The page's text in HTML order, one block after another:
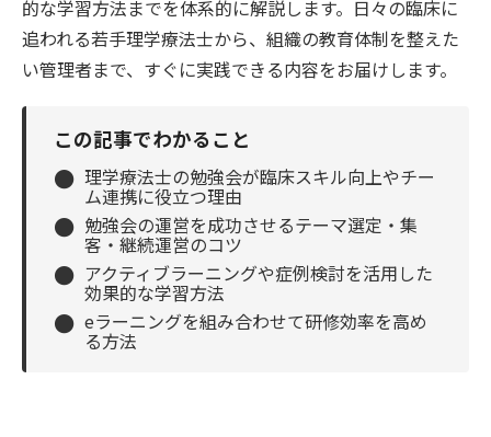
的な学習方法までを体系的に解説します。日々の臨床に
追われる若手理学療法士から、組織の教育体制を整えた
い管理者まで、すぐに実践できる内容をお届けします。
この記事でわかること
● 理学療法士の勉強会が臨床スキル向上やチー
ム連携に役立つ理由
● 勉強会の運営を成功させるテーマ選定・集
客・継続運営のコツ
● アクティブラーニングや症例検討を活用した
効果的な学習方法
● eラーニングを組み合わせて研修効率を高め
る方法